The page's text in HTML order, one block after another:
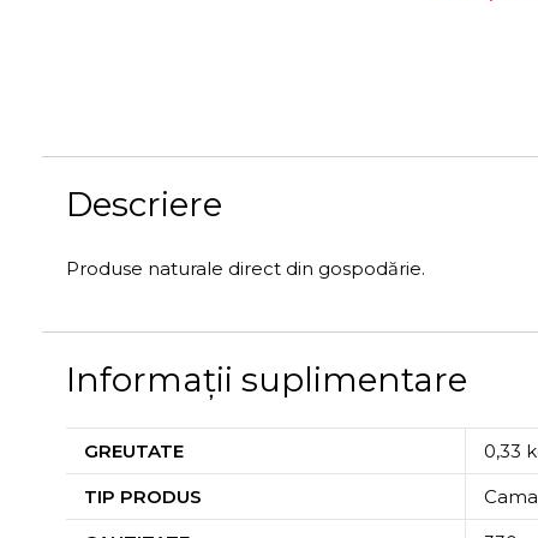
Descriere
Produse naturale direct din gospodărie.
Informații suplimentare
GREUTATE
0,33
TIP PRODUS